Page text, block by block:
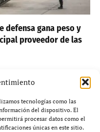
tecnologías como las
del dispositivo. El
procesar datos como el
únicas en este sitio.
defensa gana peso y
proveedor de las